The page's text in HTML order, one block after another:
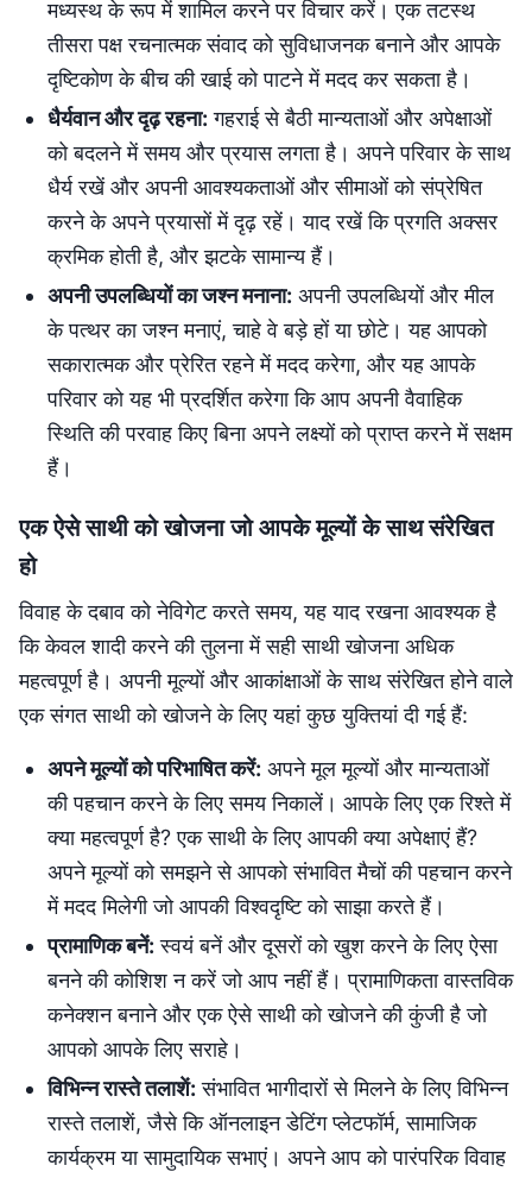
मध्यस्थ के रूप में शामिल करने पर विचार करें। एक तटस्थ
तीसरा पक्ष रचनात्मक संवाद को सुविधाजनक बनाने और आपके
दृष्टिकोण के बीच की खाई को पाटने में मदद कर सकता है।
धैर्यवान और दृढ़ रहना: गहराई से बैठी मान्यताओं और अपेक्षाओं
को बदलने में समय और प्रयास लगता है। अपने परिवार के साथ
धैर्य रखें और अपनी आवश्यकताओं और सीमाओं को संप्रेषित
करने के अपने प्रयासों में दृढ़ रहें। याद रखें कि प्रगति अक्सर
क्रमिक होती है, और झटके सामान्य हैं।
अपनी उपलब्धियों का जश्न मनाना: अपनी उपलब्धियों और मील
के पत्थर का जश्न मनाएं, चाहे वे बड़े हों या छोटे। यह आपको
सकारात्मक और प्रेरित रहने में मदद करेगा, और यह आपके
परिवार को यह भी प्रदर्शित करेगा कि आप अपनी वैवाहिक
स्थिति की परवाह किए बिना अपने लक्ष्यों को प्राप्त करने में सक्षम
हैं।
एक ऐसे साथी को खोजना जो आपके मूल्यों के साथ संरेखित
हो
विवाह के दबाव को नेविगेट करते समय, यह याद रखना आवश्यक है
कि केवल शादी करने की तुलना में सही साथी खोजना अधिक
महत्वपूर्ण है। अपनी मूल्यों और आकांक्षाओं के साथ संरेखित होने वाले
एक संगत साथी को खोजने के लिए यहां कुछ युक्तियां दी गई हैं:
अपने मूल्यों को परिभाषित करें: अपने मूल मूल्यों और मान्यताओं
की पहचान करने के लिए समय निकालें। आपके लिए एक रिश्ते में
क्या महत्वपूर्ण है? एक साथी के लिए आपकी क्या अपेक्षाएं हैं?
अपने मूल्यों को समझने से आपको संभावित मैचों की पहचान करने
में मदद मिलेगी जो आपकी विश्वदृष्टि को साझा करते हैं।
प्रामाणिक बनें: स्वयं बनें और दूसरों को खुश करने के लिए ऐसा
बनने की कोशिश न करें जो आप नहीं हैं। प्रामाणिकता वास्तविक
कनेक्शन बनाने और एक ऐसे साथी को खोजने की कुंजी है जो
आपको आपके लिए सराहे।
विभिन्न रास्ते तलाशें: संभावित भागीदारों से मिलने के लिए विभिन्न
रास्ते तलाशें, जैसे कि ऑनलाइन डेटिंग प्लेटफॉर्म, सामाजिक
कार्यक्रम या सामुदायिक सभाएं। अपने आप को पारंपरिक विवाह